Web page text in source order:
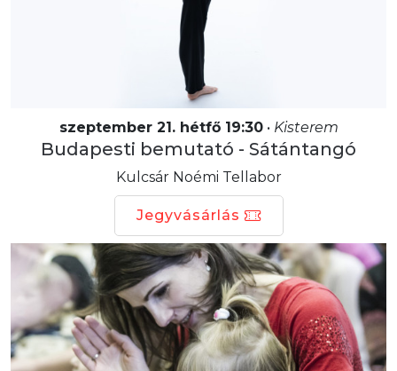
szeptember 21. hétfő 19:30• Kisterem
Budapesti bemutató - Sátántangó
Kulcsár Noémi Tellabor
Jegyvásárlás